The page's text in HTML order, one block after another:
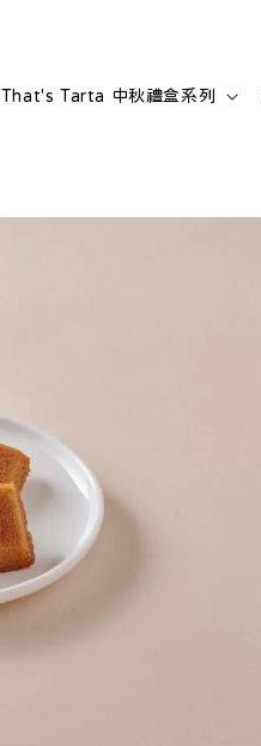
That's Tarta 中秋禮盒系列